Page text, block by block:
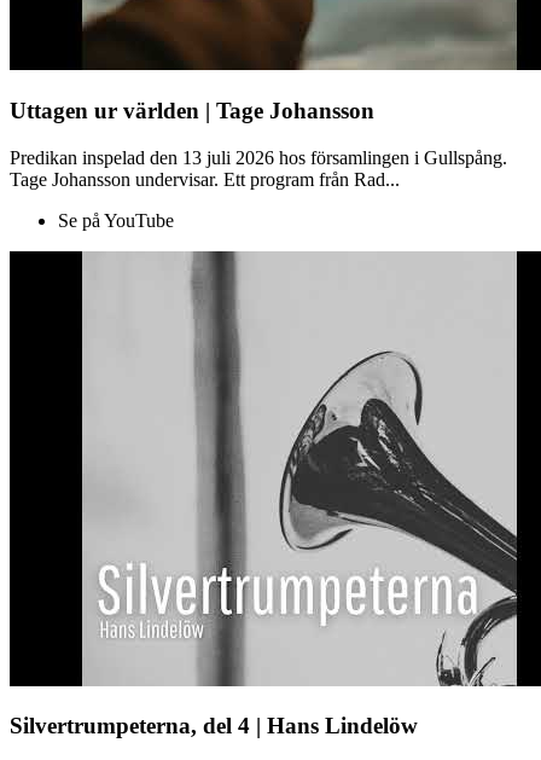
Uttagen ur världen | Tage Johansson
Predikan inspelad den 13 juli 2026 hos församlingen i Gullspång.
Tage Johansson undervisar. Ett program från Rad...
Se på YouTube
Silvertrumpeterna, del 4 | Hans Lindelöw